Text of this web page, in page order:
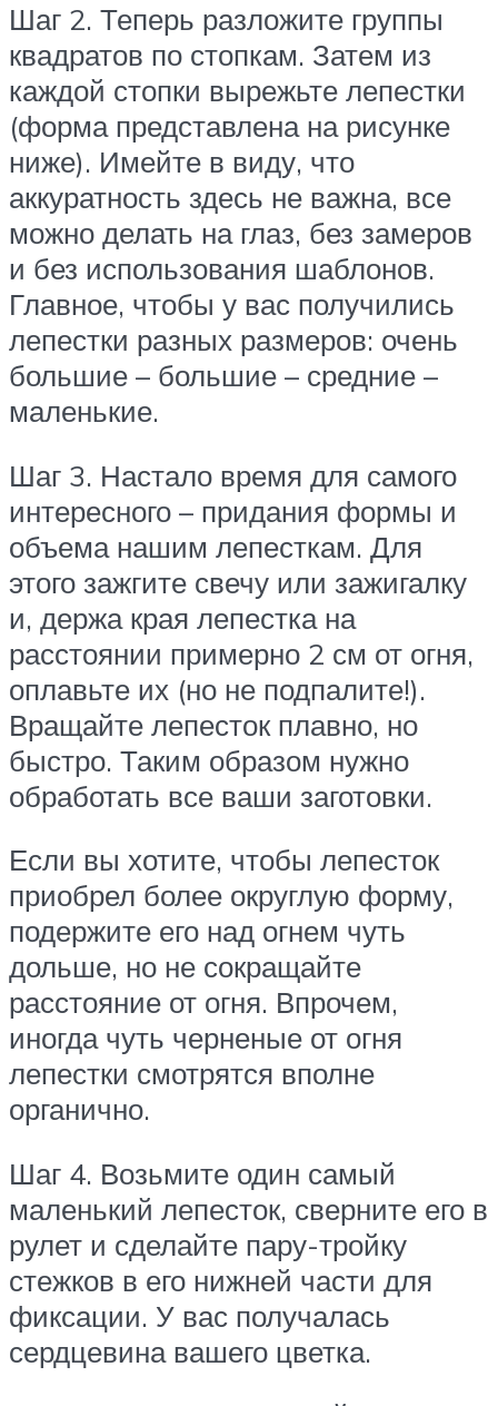
Шаг 2. Теперь разложите группы
квадратов по стопкам. Затем из
каждой стопки вырежьте лепестки
(форма представлена на рисунке
ниже). Имейте в виду, что
аккуратность здесь не важна, все
можно делать на глаз, без замеров
и без использования шаблонов.
Главное, чтобы у вас получились
лепестки разных размеров: очень
большие – большие – средние –
маленькие.
Шаг 3. Настало время для самого
интересного – придания формы и
объема нашим лепесткам. Для
этого зажгите свечу или зажигалку
и, держа края лепестка на
расстоянии примерно 2 см от огня,
оплавьте их (но не подпалите!).
Вращайте лепесток плавно, но
быстро. Таким образом нужно
обработать все ваши заготовки.
Если вы хотите, чтобы лепесток
приобрел более округлую форму,
подержите его над огнем чуть
дольше, но не сокращайте
расстояние от огня. Впрочем,
иногда чуть черненые от огня
лепестки смотрятся вполне
органично.
Шаг 4. Возьмите один самый
маленький лепесток, сверните его в
рулет и сделайте пару-тройку
стежков в его нижней части для
фиксации. У вас получалась
сердцевина вашего цветка.